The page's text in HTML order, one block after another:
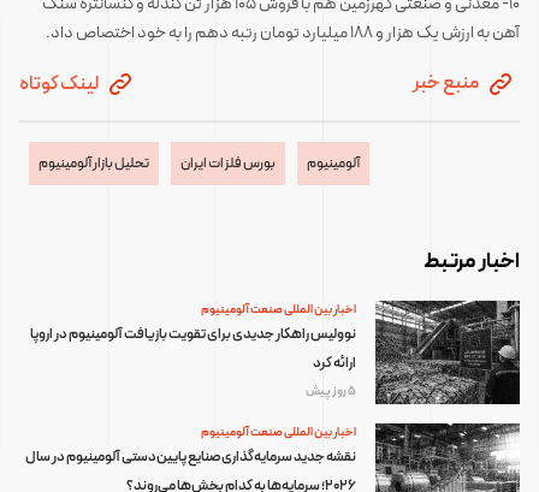
آهن به ارزش یک هزار و 188 میلیارد تومان رتبه دهم را به خود اختصاص داد.
منبع خبر لینک کوتاه
آلومینیوم بورس فلزات ایران تحلیل بازار آلومینیوم
اخبار مرتبط
اخبار بین المللی صنعت آلومینیوم
نوولیس راهکار جدیدی برای تقویت بازیافت آلومینیوم در اروپا
ارائه کرد
5 روز پیش
اخبار بین المللی صنعت آلومینیوم
نقشه جدید سرمایه‌گذاری صنایع پایین‌دستی آلومینیوم در سال
۲۰۲۶؛ سرمایه‌ها به کدام بخش‌ها می‌روند؟